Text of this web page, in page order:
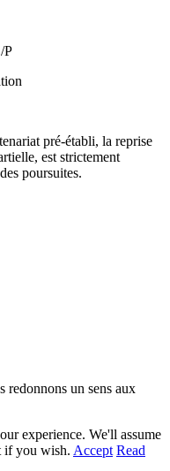
P
pré-établi, la reprise
est strictement
poursuites.
un sens aux
experience. We'll assume
if you wish. Accept Read